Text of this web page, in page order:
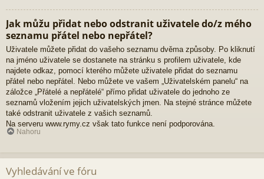
Jak můžu přidat nebo odstranit uživatele do/z mého
seznamu přátel nebo nepřátel?
Uživatele můžete přidat do vašeho seznamu dvěma způsoby. Po kliknutí
na jméno uživatele se dostanete na stránku s profilem uživatele, kde
najdete odkaz, pomocí kterého můžete uživatele přidat do seznamu
přátel nebo nepřátel. Nebo můžete ve vašem „Uživatelském panelu“ na
záložce „Přátelé a nepřátelé“ přímo přidat uživatele do jednoho ze
seznamů vložením jejich uživatelských jmen. Na stejné stránce můžete
také odstranit uživatele z vašich seznamů.
Na serveru www.rymy.cz však tato funkce není podporována.
Nahoru
Vyhledávání ve fóru